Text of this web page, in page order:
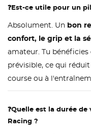
❓ Est-ce utile pour un
Absolument. Un bon
confort, le grip et la
amateur. Tu
prévisible, ce qui
course ou à
❓Quelle est la durée de
Racing ?
NOM DE LA LISTE
CONNEXION